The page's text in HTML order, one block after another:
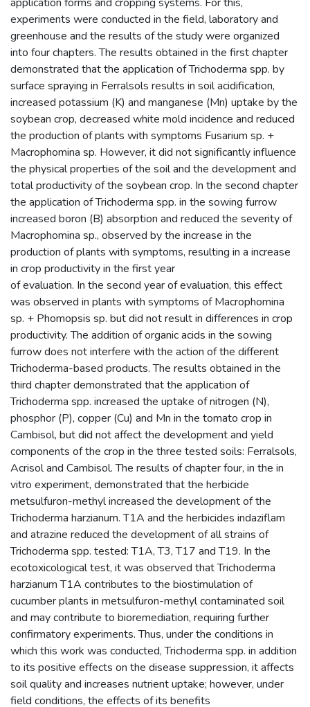
experiments were conducted in the field, laboratory and
greenhouse and the results of the study were organized
into four chapters. The results obtained in the first chapter
demonstrated that the application of Trichoderma spp. by
surface spraying in Ferralsols results in soil acidification,
increased potassium (K) and manganese (Mn) uptake by the
soybean crop, decreased white mold incidence and reduced
the production of plants with symptoms Fusarium sp. +
Macrophomina sp. However, it did not significantly influence
the physical properties of the soil and the development and
total productivity of the soybean crop. In the second chapter
the application of Trichoderma spp. in the sowing furrow
increased boron (B) absorption and reduced the severity of
Macrophomina sp., observed by the increase in the
production of plants with symptoms, resulting in a increase
in crop productivity in the first year
of evaluation. In the second year of evaluation, this effect
was observed in plants with symptoms of Macrophomina
sp. + Phomopsis sp. but did not result in differences in crop
productivity. The addition of organic acids in the sowing
furrow does not interfere with the action of the different
Trichoderma-based products. The results obtained in the
third chapter demonstrated that the application of
Trichoderma spp. increased the uptake of nitrogen (N),
phosphor (P), copper (Cu) and Mn in the tomato crop in
Cambisol, but did not affect the development and yield
components of the crop in the three tested soils: Ferralsols,
Acrisol and Cambisol. The results of chapter four, in the in
vitro experiment, demonstrated that the herbicide
metsulfuron-methyl increased the development of the
Trichoderma harzianum. T1A and the herbicides indaziflam
and atrazine reduced the development of all strains of
Trichoderma spp. tested: T1A, T3, T17 and T19. In the
ecotoxicological test, it was observed that Trichoderma
harzianum T1A contributes to the biostimulation of
cucumber plants in metsulfuron-methyl contaminated soil
and may contribute to bioremediation, requiring further
confirmatory experiments. Thus, under the conditions in
which this work was conducted, Trichoderma spp. in addition
to its positive effects on the disease suppression, it affects
soil quality and increases nutrient uptake; however, under
field conditions, the effects of its benefits